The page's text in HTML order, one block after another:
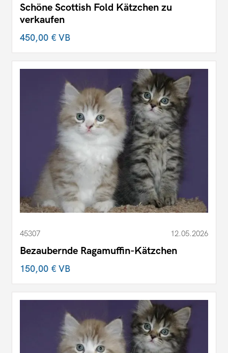
Schöne Scottish Fold Kätzchen zu
verkaufen
450,00 €VB
45307 12.05.2026
Bezaubernde Ragamuffin-Kätzchen
150,00 €VB